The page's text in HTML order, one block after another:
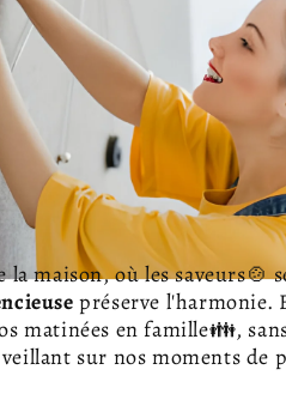
maison, où les saveurs🍲
préserve l'harmonie.
matinées en famille👪,
sur nos moments de